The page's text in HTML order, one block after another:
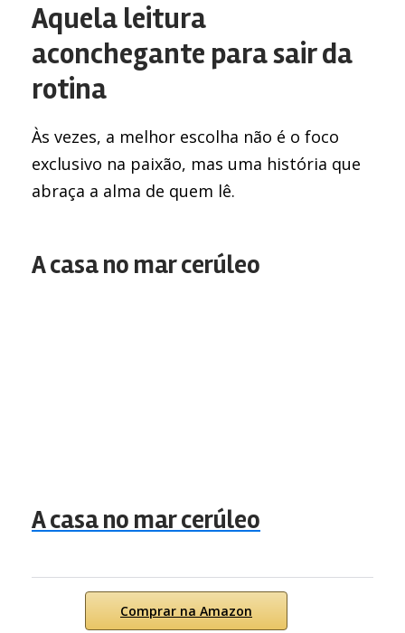
Aquela leitura
aconchegante para sair da
rotina
Às vezes, a melhor escolha não é o foco
exclusivo na paixão, mas uma história que
abraça a alma de quem lê.
A casa no mar cerúleo
A casa no mar cerúleo
Comprar na Amazon